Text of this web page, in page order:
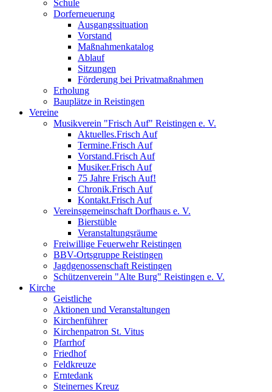
Schule
Dorferneuerung
Ausgangssituation
Vorstand
Maßnahmenkatalog
Ablauf
Sitzungen
Förderung bei Privatmaßnahmen
Erholung
Bauplätze in Reistingen
Vereine
Musikverein "Frisch Auf" Reistingen e. V.
Aktuelles.Frisch Auf
Termine.Frisch Auf
Vorstand.Frisch Auf
Musiker.Frisch Auf
75 Jahre Frisch Auf!
Chronik.Frisch Auf
Kontakt.Frisch Auf
Vereinsgemeinschaft Dorfhaus e. V.
Bierstüble
Veranstaltungsräume
Freiwillige Feuerwehr Reistingen
BBV-Ortsgruppe Reistingen
Jagdgenossenschaft Reistingen
Schützenverein "Alte Burg" Reistingen e. V.
Kirche
Geistliche
Aktionen und Veranstaltungen
Kirchenführer
Kirchenpatron St. Vitus
Pfarrhof
Friedhof
Feldkreuze
Erntedank
Steinernes Kreuz